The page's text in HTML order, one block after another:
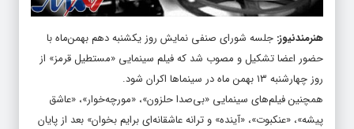
هنرمندنیوز: جلسه شورای صنفی نمایش روز یکشنبه دهم بهمن‌ماه با
حضور اعضا تشکیل و مصوب شد که فیلم سینمایی «مستطیل قرمز» از
روز چهارشنبه ۱۳ بهمن ماه در سینماها اکران شود.
همچنین فیلم‌های سینمایی «بی‌صدا حلزون»، «مورچه‌خوار»، «عاشق
پیشه»، «عنکبوت»، «آینده» و ترانه عاشقانه‌ای برایم بخوان» بعد از پایان